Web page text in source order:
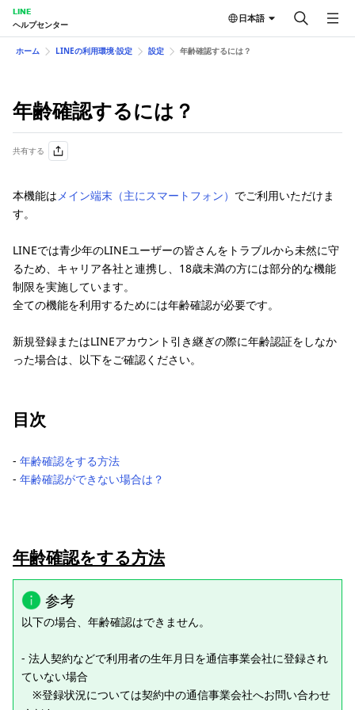
LINE
ヘルプセンター
日本語
ホーム LINEの利用環境⋅設定 設定 年齢確認するには？
年齢確認するには？
共有する
本機能はメイン端末（主にスマートフォン） でご利用いただけま
す。
LINEでは青少年のLINEユーザーの皆さんをトラブルから未然に守
るため、キャリア各社と連携し、18歳未満の方には部分的な機能
制限を実施しています。
全ての機能を利用するためには年齢確認が必要です。
新規登録またはLINEアカウント引き継ぎの際に年齢認証をしなか
った場合は、以下をご確認ください。
目次
‐ 年齢確認をする方法
‐ 年齢確認ができない場合は？
年齢確認をする方法
参考
以下の場合、年齢確認はできません。
- 法人契約などで利用者の生年月日を通信事業会社に登録され
ていない場合
※登録状況については契約中の通信事業会社へお問い合わせ